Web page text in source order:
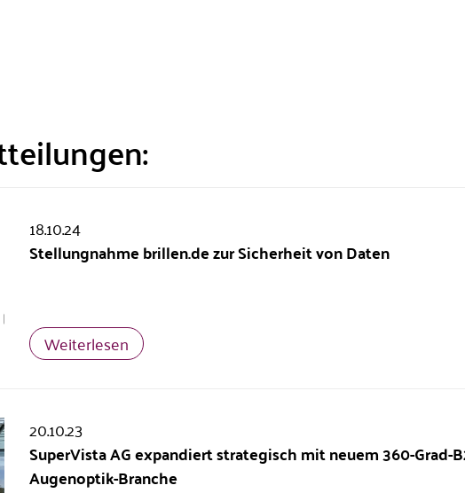
18.10.24
Stellungnahme brillen.de zur Sicherheit von Daten
Weiterlesen
20.10.23
SuperVista AG expandiert strategisch mit neuem 360-
Augenoptik-Branche